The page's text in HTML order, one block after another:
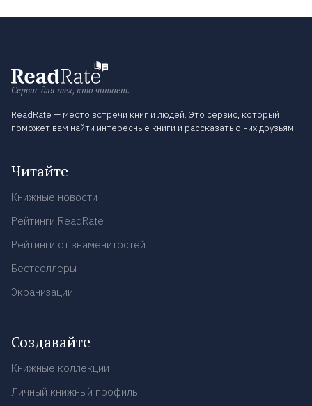
Сервис для тех, кто читает.
ReadRate — место встречи книг и людей. Это сервис, который
поможет вам найти интересные книги и рассказать о них друзьям.
Читайте
Книжные новости
Рейтинги ReadRate
Рейтинги от знаменитостей
Бестселлеры
Экранизации
Создавайте
Книжные коллекции
Личный книжный профиль